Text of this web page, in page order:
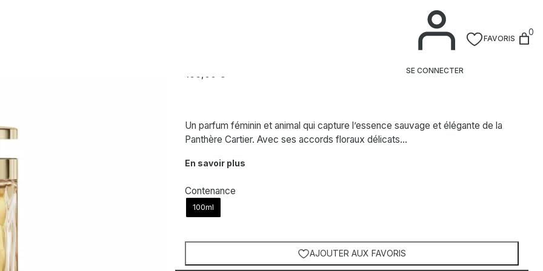
SE CONNECTER
FAVORIS
0
166,00 €
Un parfum féminin et animal qui capture l’essence sauvage et élégante de la
Panthère Cartier. Avec ses accords floraux délicats…
En savoir plus
Contenance
100ml
AJOUTER AUX FAVORIS